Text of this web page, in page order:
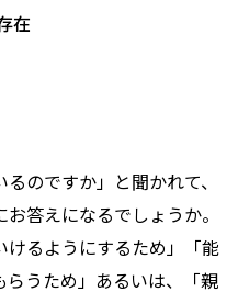
在
のですか」と聞かれて、
答えになるでしょうか。
けるようにするため」「能
うため」あるいは、「親